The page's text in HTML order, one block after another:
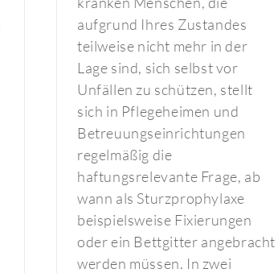
aufgrund Ihres Zustandes
teilweise nicht mehr in der
Lage sind, sich selbst vor
Unfällen zu schützen, stellt
sich in Pflegeheimen und
Betreuungseinrichtungen
regelmäßig die
haftungsrelevante Frage, ab
wann als Sturzprophylaxe
beispielsweise Fixierungen
oder ein Bettgitter angebracht
werden müssen. In zwei